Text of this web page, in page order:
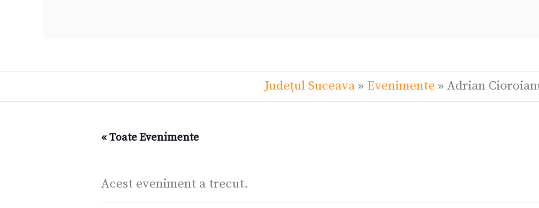
Județul Suceava» Evenimente » Adrian
« Toate Evenimente
Acest eveniment a trecut.